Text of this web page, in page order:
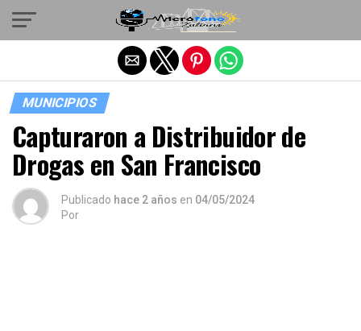
MUNICIPIOS
Capturaron a Distribuidor de
Drogas en San Francisco
Publicado hace 2 años en 04/05/2024
Por
Salir de la versión móvil